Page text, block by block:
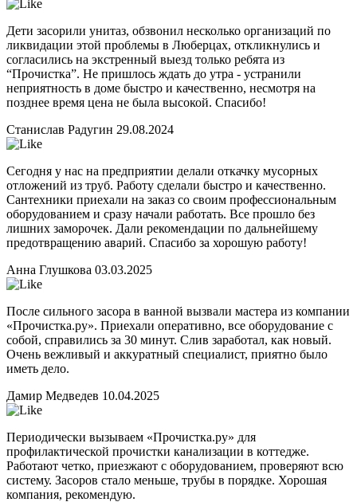
Дети засорили унитаз, обзвонил несколько организаций по
ликвидации этой проблемы в Люберцах, откликнулись и
согласились на экстренный выезд только ребята из
“Прочистка”. Не пришлось ждать до утра - устранили
неприятность в доме быстро и качественно, несмотря на
позднее время цена не была высокой. Спасибо!
Станислав Радугин 29.08.2024
Сегодня у нас на предприятии делали откачку мусорных
отложений из труб. Работу сделали быстро и качественно.
Сантехники приехали на заказ со своим профессиональным
оборудованием и сразу начали работать. Все прошло без
лишних заморочек. Дали рекомендации по дальнейшему
предотвращению аварий. Спасибо за хорошую работу!
Анна Глушкова 03.03.2025
После сильного засора в ванной вызвали мастера из компании
«Прочистка.ру». Приехали оперативно, все оборудование с
собой, справились за 30 минут. Слив заработал, как новый.
Очень вежливый и аккуратный специалист, приятно было
иметь дело.
Дамир Медведев 10.04.2025
Периодически вызываем «Прочистка.ру» для
профилактической прочистки канализации в коттедже.
Работают четко, приезжают с оборудованием, проверяют всю
систему. Засоров стало меньше, трубы в порядке. Хорошая
компания, рекомендую.